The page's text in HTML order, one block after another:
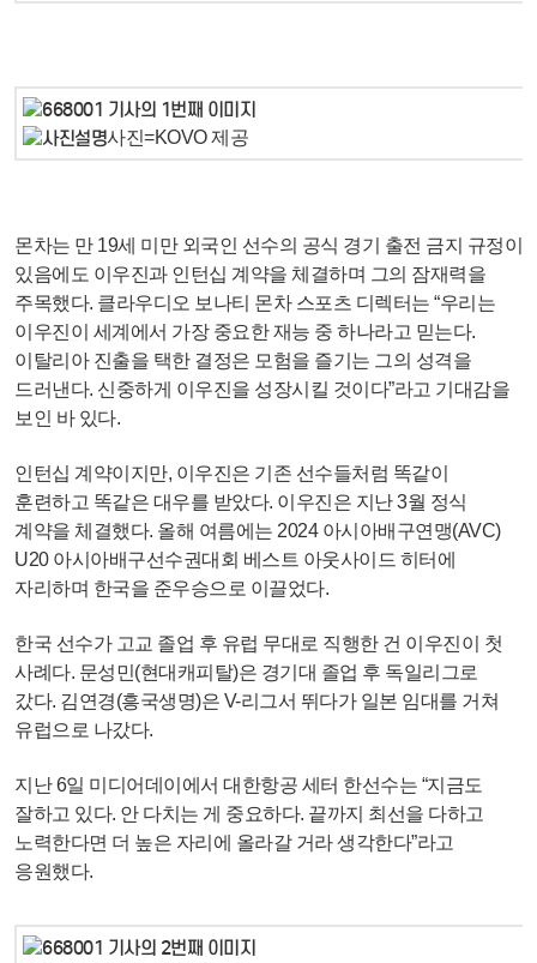
사진=KOVO 제공
몬차는 만 19세 미만 외국인 선수의 공식 경기 출전 금지 규정이
있음에도 이우진과 인턴십 계약을 체결하며 그의 잠재력을
주목했다. 클라우디오 보나티 몬차 스포츠 디렉터는 “우리는
이우진이 세계에서 가장 중요한 재능 중 하나라고 믿는다.
이탈리아 진출을 택한 결정은 모험을 즐기는 그의 성격을
드러낸다. 신중하게 이우진을 성장시킬 것이다”라고 기대감을
보인 바 있다.
인턴십 계약이지만, 이우진은 기존 선수들처럼 똑같이
훈련하고 똑같은 대우를 받았다. 이우진은 지난 3월 정식
계약을 체결했다. 올해 여름에는 2024 아시아배구연맹(AVC)
U20 아시아배구선수권대회 베스트 아웃사이드 히터에
자리하며 한국을 준우승으로 이끌었다.
한국 선수가 고교 졸업 후 유럽 무대로 직행한 건 이우진이 첫
사례다. 문성민(현대캐피탈)은 경기대 졸업 후 독일리그로
갔다. 김연경(흥국생명)은 V-리그서 뛰다가 일본 임대를 거쳐
유럽으로 나갔다.
지난 6일 미디어데이에서 대한항공 세터 한선수는 “지금도
잘하고 있다. 안 다치는 게 중요하다. 끝까지 최선을 다하고
노력한다면 더 높은 자리에 올라갈 거라 생각한다”라고
응원했다.